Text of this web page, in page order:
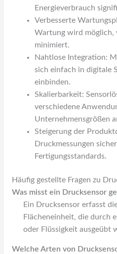
Energieverbrauch
Verbesserte
Wartung wird möglich,
minimiert.
Nahtlose Integration:
sich einfach in digitale
einbinden.
Skalierbarkeit:
verschiedene
Unternehmensgrößen
Steigerung der
Druckmessungen
Fertigungsstandards.
Häufig gestellte Fragen zu
Was misst ein Drucksensor
Ein Drucksensor erfasst
Flächeneinheit, die durch
oder Flüssigkeit ausgeübt
Welche Arten von